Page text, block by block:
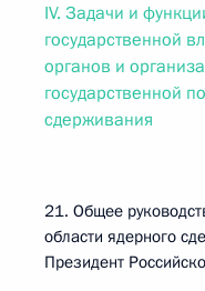
IV. Задачи и
государственной
органов и
государственной
сдерживания
21. Общее
области ядерного
Президент